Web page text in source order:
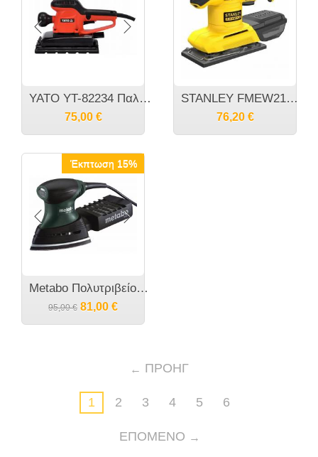
YATO YT-82234 Παλμικο τριβείο 300Watt 20182234
75,00 €
STANLEY FMEW214K-QS ΤΡΙΒΕΙΟ ΠΑΛΜΙΚΟ 280W
76,20 €
Έκπτωση 15%
Metabo Πολυτριβείο FMS 200 Intec 200 Watt [6.00065.50.xx]
95,00 € 81,00 €
ΠΡΟΗΓ
1 2 3 4 5 6
ΕΠΌΜΕΝΟ